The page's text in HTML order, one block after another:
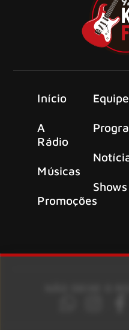
Início
A
Rádio
Músicas
Promoções
Equipe
Shows